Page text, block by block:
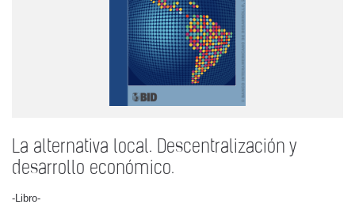
La alternativa local. Descentralización y
desarrollo económico.
-Libro-